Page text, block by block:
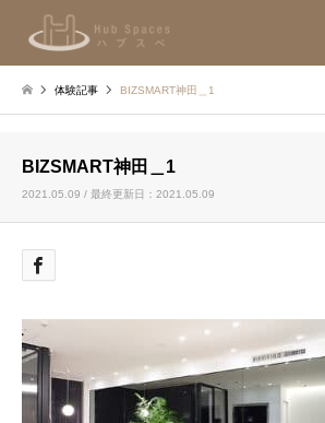
体験記事 BIZSMART神田＿1
BIZSMART神田＿1
2021.05.09 / 最終更新日：2021.05.09